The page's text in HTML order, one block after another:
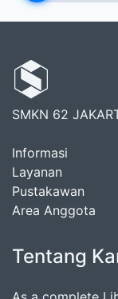
SMKN 62
Informasi
Layanan
Pustakawan
Area Anggota
Tentang